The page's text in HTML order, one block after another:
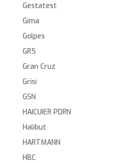
Gestatest
Gima
Golpes
GR5
Gran Cruz
Grisi
GSN
HAICUIER PDRN
Halibut
HARTMANN
HBC